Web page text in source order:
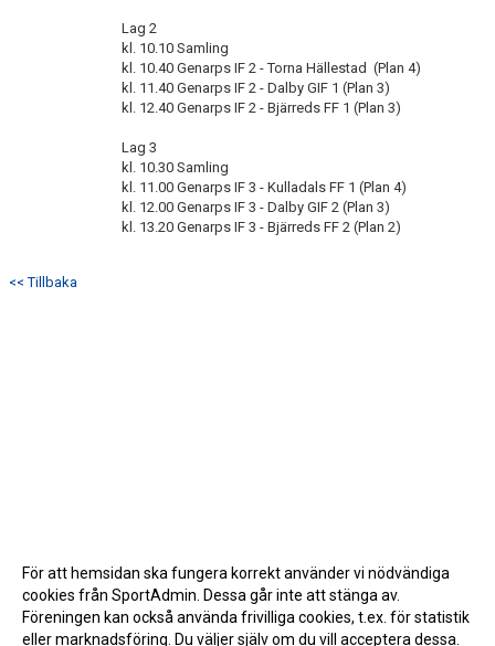
Lag 2
kl. 10.10 Samling
kl. 10.40 Genarps IF 2 - Torna Hällestad (Plan 4)
kl. 11.40 Genarps IF 2 - Dalby GIF 1 (Plan 3)
kl. 12.40 Genarps IF 2 - Bjärreds FF 1 (Plan 3)
Lag 3
kl. 10.30 Samling
kl. 11.00 Genarps IF 3 - Kulladals FF 1 (Plan 4)
kl. 12.00 Genarps IF 3 - Dalby GIF 2 (Plan 3)
kl. 13.20 Genarps IF 3 - Bjärreds FF 2 (Plan 2)
<< Tillbaka
För att hemsidan ska fungera korrekt använder vi nödvändiga
cookies från SportAdmin. Dessa går inte att stänga av.
Föreningen kan också använda frivilliga cookies, t.ex. för statistik
eller marknadsföring. Du väljer själv om du vill acceptera dessa.